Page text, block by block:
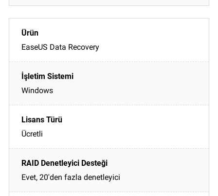
EaseUS Data Recovery
Windows
Ücretli
Evet, 20'den fazla denetleyici